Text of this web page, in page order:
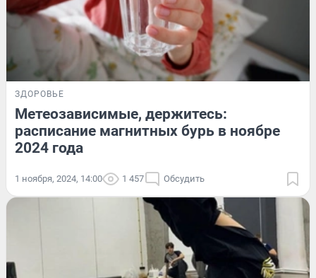
ЗДОРОВЬЕ
Метеозависимые, держитесь:
расписание магнитных бурь в ноябре
2024 года
1 ноября, 2024, 14:00 1 457 Обсудить